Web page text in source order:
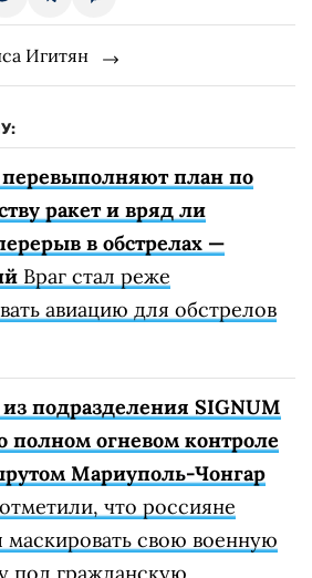
Игитян
перевыполняют план по
ракет и вряд ли
в обстрелах —
Враг стал реже
авиацию для обстрелов
подразделения SIGNUM
полном огневом контроле
Мариуполь-Чонгар
что россияне
маскировать свою военную